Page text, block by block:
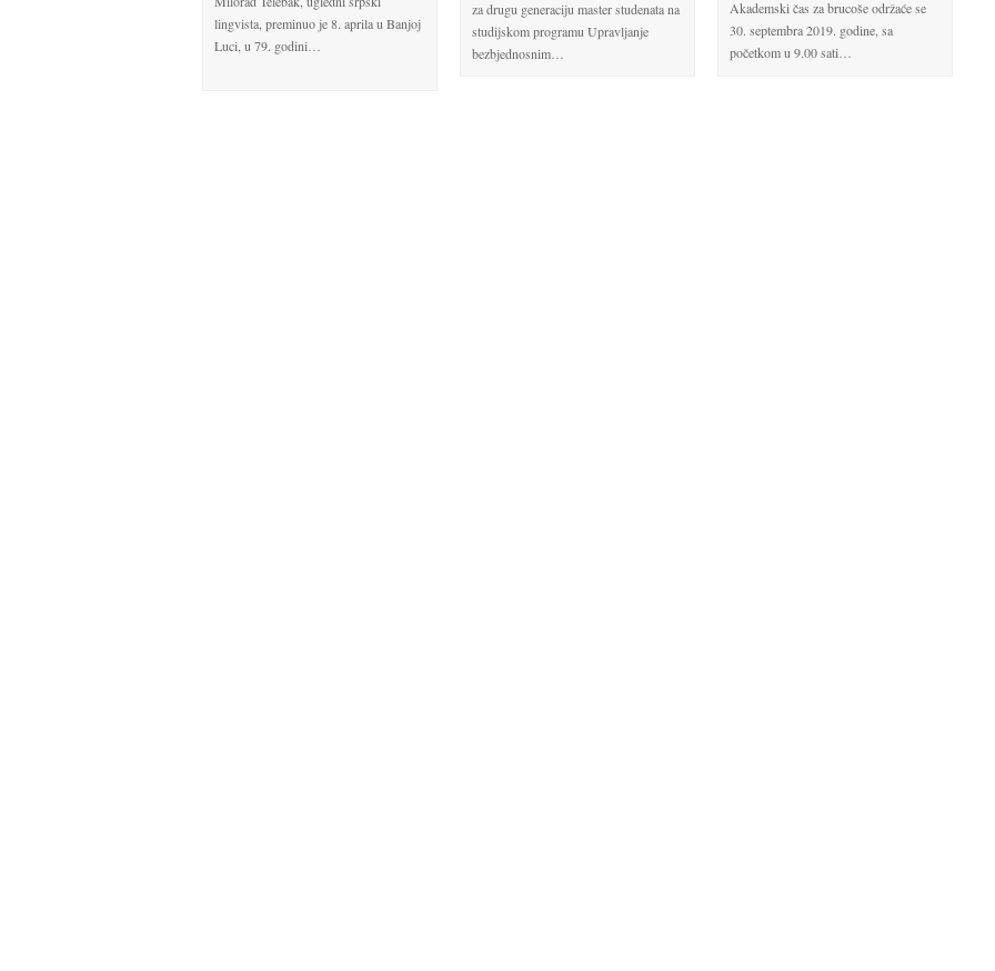
lingvista, preminuo je 8. aprila u Banjoj
Luci, u 79. godini…
za drugu generaciju master studenata na
studijskom programu Upravljanje
bezbjednosnim…
Akademski čas za brucoše održaće se
30. septembra 2019. godine, sa
početkom u 9.00 sati…